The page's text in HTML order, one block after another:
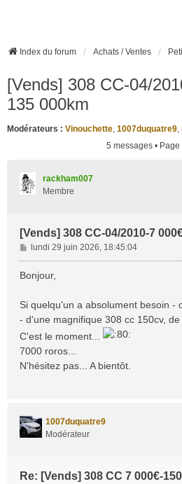
Index du forum Achats / Ventes
[Vends] 308 CC-04/
135 000km
Modérateurs : Vinouchette, 1007duquatre9,
5 messages • Page
rackham007
Membre
[Vends] 308 CC-04/2010-7
M
e
s
g
e
lundi 29 juin 2026, 18:45:04
Bonjour,
Si quelqu'un a absolument besoin -
- d'une magnifique 308 cc 150cv, de
C'est le moment...
7000 roros...
N'hésitez pas... A bientôt.
1007duquatre9
Modérateur
Re: [Vends] 308 CC 7 000€-